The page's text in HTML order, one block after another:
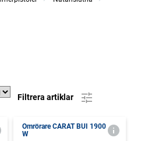
Filtrera artiklar
Omrörare CARAT BUI 1900
W